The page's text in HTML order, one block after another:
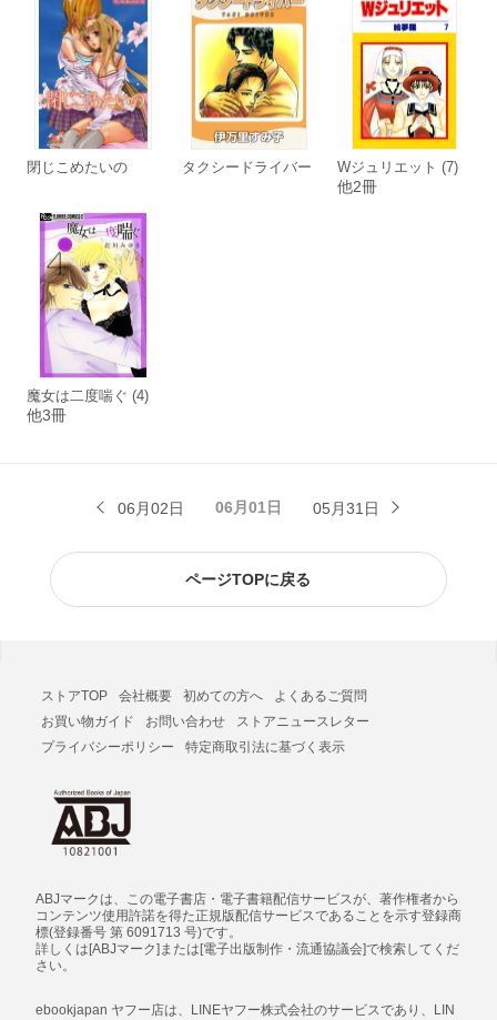
閉じこめたいの タクシードライバー Wジュリエット (7)
他2冊
魔女は二度喘ぐ (4)
他3冊
06月02日 06月01日 05月31日
ページTOPに戻る
ストアTOP 会社概要 初めての方へ
よくあるご質問
お買い物ガイド
お問い合わせ
ストアニュースレター
プライバシーポリシー
特定商取引法に基づく表示
ABJマークは、この電子書店・電子書籍配信サービスが、著作権者から
コンテンツ使用許諾を得た正規版配信サービスであることを示す登録商
標(登録番号 第 6091713 号)です。
詳しくは[ABJマーク]または[電子出版制作・流通協議会]で検索してくだ
さい。
ebookjapan ヤフー店は、LINEヤフー株式会社のサービスであり、LIN